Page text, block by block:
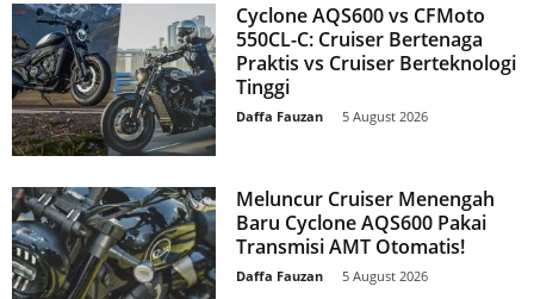
Cyclone AQS600 vs CFMoto
550CL-C: Cruiser Bertenaga
Praktis vs Cruiser Berteknologi
Tinggi
Daffa Fauzan 5 August 2026
Meluncur Cruiser Menengah
Baru Cyclone AQS600 Pakai
Transmisi AMT Otomatis!
Daffa Fauzan 5 August 2026